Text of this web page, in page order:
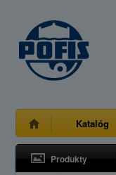
Katalóg
Produkty